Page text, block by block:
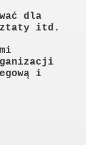
dla
itd.
i